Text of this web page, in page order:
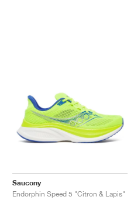
Saucony
Endorphin Speed 5 "Citron & Lapis"